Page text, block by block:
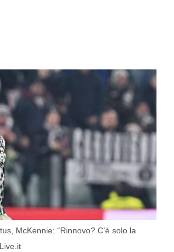
McKennie: “Rinnovo? C’è solo la